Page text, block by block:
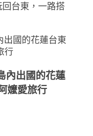
台東，一路搭